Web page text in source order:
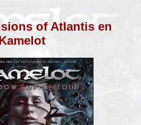
of Atlantis en